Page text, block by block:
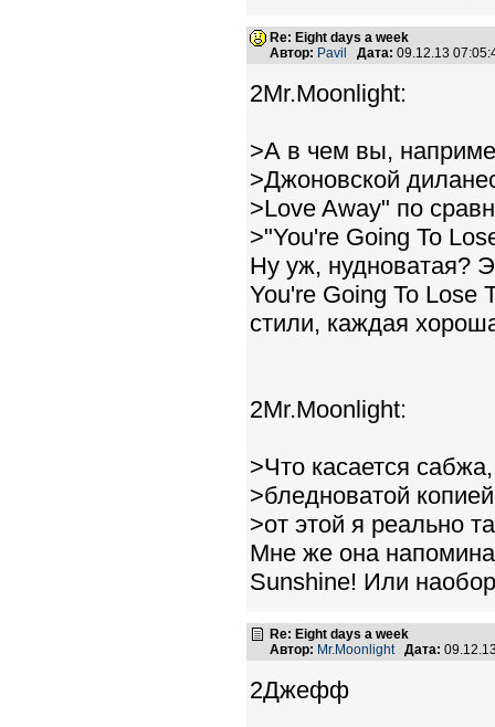
Re: Eight days a week
Автор: Pavil Дата: 09.12.13
2Mr.Moonlight:
>А в чем вы,
>Джоновской
>Love Away" по
>"You're Going To
Ну уж, нудноватая?
You're Going To Lose
стили, каждая
2Mr.Moonlight:
>Что касается
>бледноватой
>от этой я реально
Мне же она
Sunshine! Или
Re: Eight days a week
Автор: Mr.Moonlight Дата:
2Джефф